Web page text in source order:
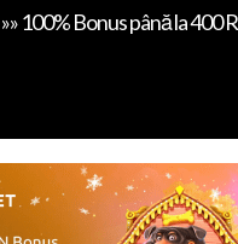
100% Bonus până la 400